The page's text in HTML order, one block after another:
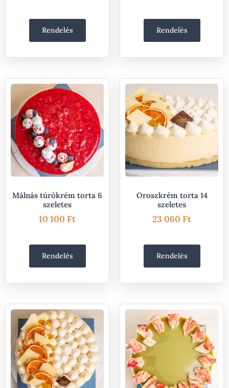
Rendelés Rendelés
Málnás túrókrém torta 6
szeletes
10 100 Ft
Rendelés
Oroszkrém torta 14
szeletes
23 060 Ft
Rendelés